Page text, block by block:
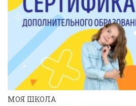
МОЯ ШКОЛА